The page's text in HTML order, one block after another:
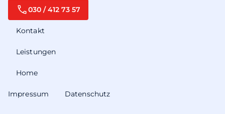
Home
Leistungen
Kontakt
030 / 412 73 57
Impressum Datenschutz